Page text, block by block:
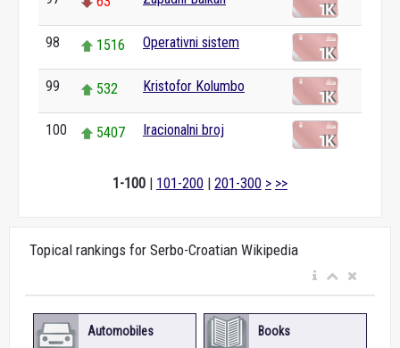
98 1516 Operativni sistem
99 532 Kristofor Kolumbo
100 5407 Iracionalni broj
1-100 | 101-200 | 201-300 > >>
Topical rankings for Serbo-Croatian Wikipedia
Automobiles Books